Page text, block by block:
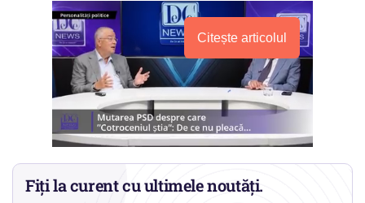
Citește articolul
Fiți la curent cu ultimele noutăți.